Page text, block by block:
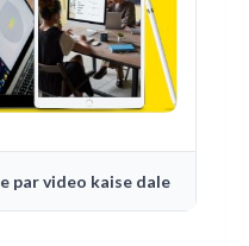
par video kaise dale